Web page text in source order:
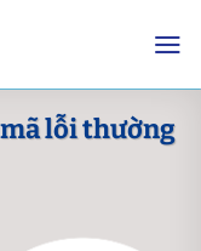
mã lỗi thường